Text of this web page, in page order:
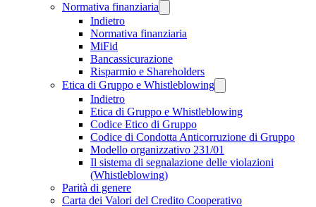
Normativa finanziaria
Indietro
Normativa finanziaria
MiFid
Bancassicurazione
Risparmio e Shareholders
Etica di Gruppo e Whistleblowing
Indietro
Etica di Gruppo e Whistleblowing
Codice Etico di Gruppo
Codice di Condotta Anticorruzione di Gruppo
Modello organizzativo 231/01
Il sistema di segnalazione delle violazioni
(Whistleblowing)
Parità di genere
Carta dei Valori del Credito Cooperativo